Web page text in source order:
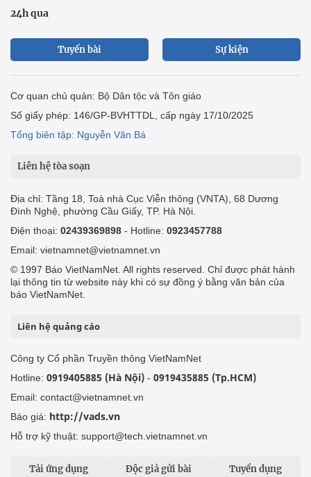
24h qua
Tuyến bài Sự kiện
Cơ quan chủ quản: Bộ Dân tộc và Tôn giáo
Số giấy phép: 146/GP-BVHTTDL, cấp ngày 17/10/2025
Tổng biên tập: Nguyễn Văn Bá
Liên hệ tòa soạn
Địa chỉ: Tầng 18, Toà nhà Cục Viễn thông (VNTA), 68 Dương
Đình Nghệ, phường Cầu Giấy, TP. Hà Nội.
Điện thoại: 02439369898 - Hotline: 0923457788
Email: vietnamnet@vietnamnet.vn
© 1997 Báo VietNamNet. All rights reserved. Chỉ được phát hành
lại thông tin từ website này khi có sự đồng ý bằng văn bản của
báo VietNamNet.
Liên hệ quảng cáo
Công ty Cổ phần Truyền thông VietNamNet
Hotline: 0919405885 (Hà Nội) - 0919435885 (Tp.HCM)
Email: contact@vietnamnet.vn
Báo giá: http://vads.vn
Hỗ trợ kỹ thuật: support@tech.vietnamnet.vn
Tải ứng dụng Độc giả gửi bài Tuyển dụng